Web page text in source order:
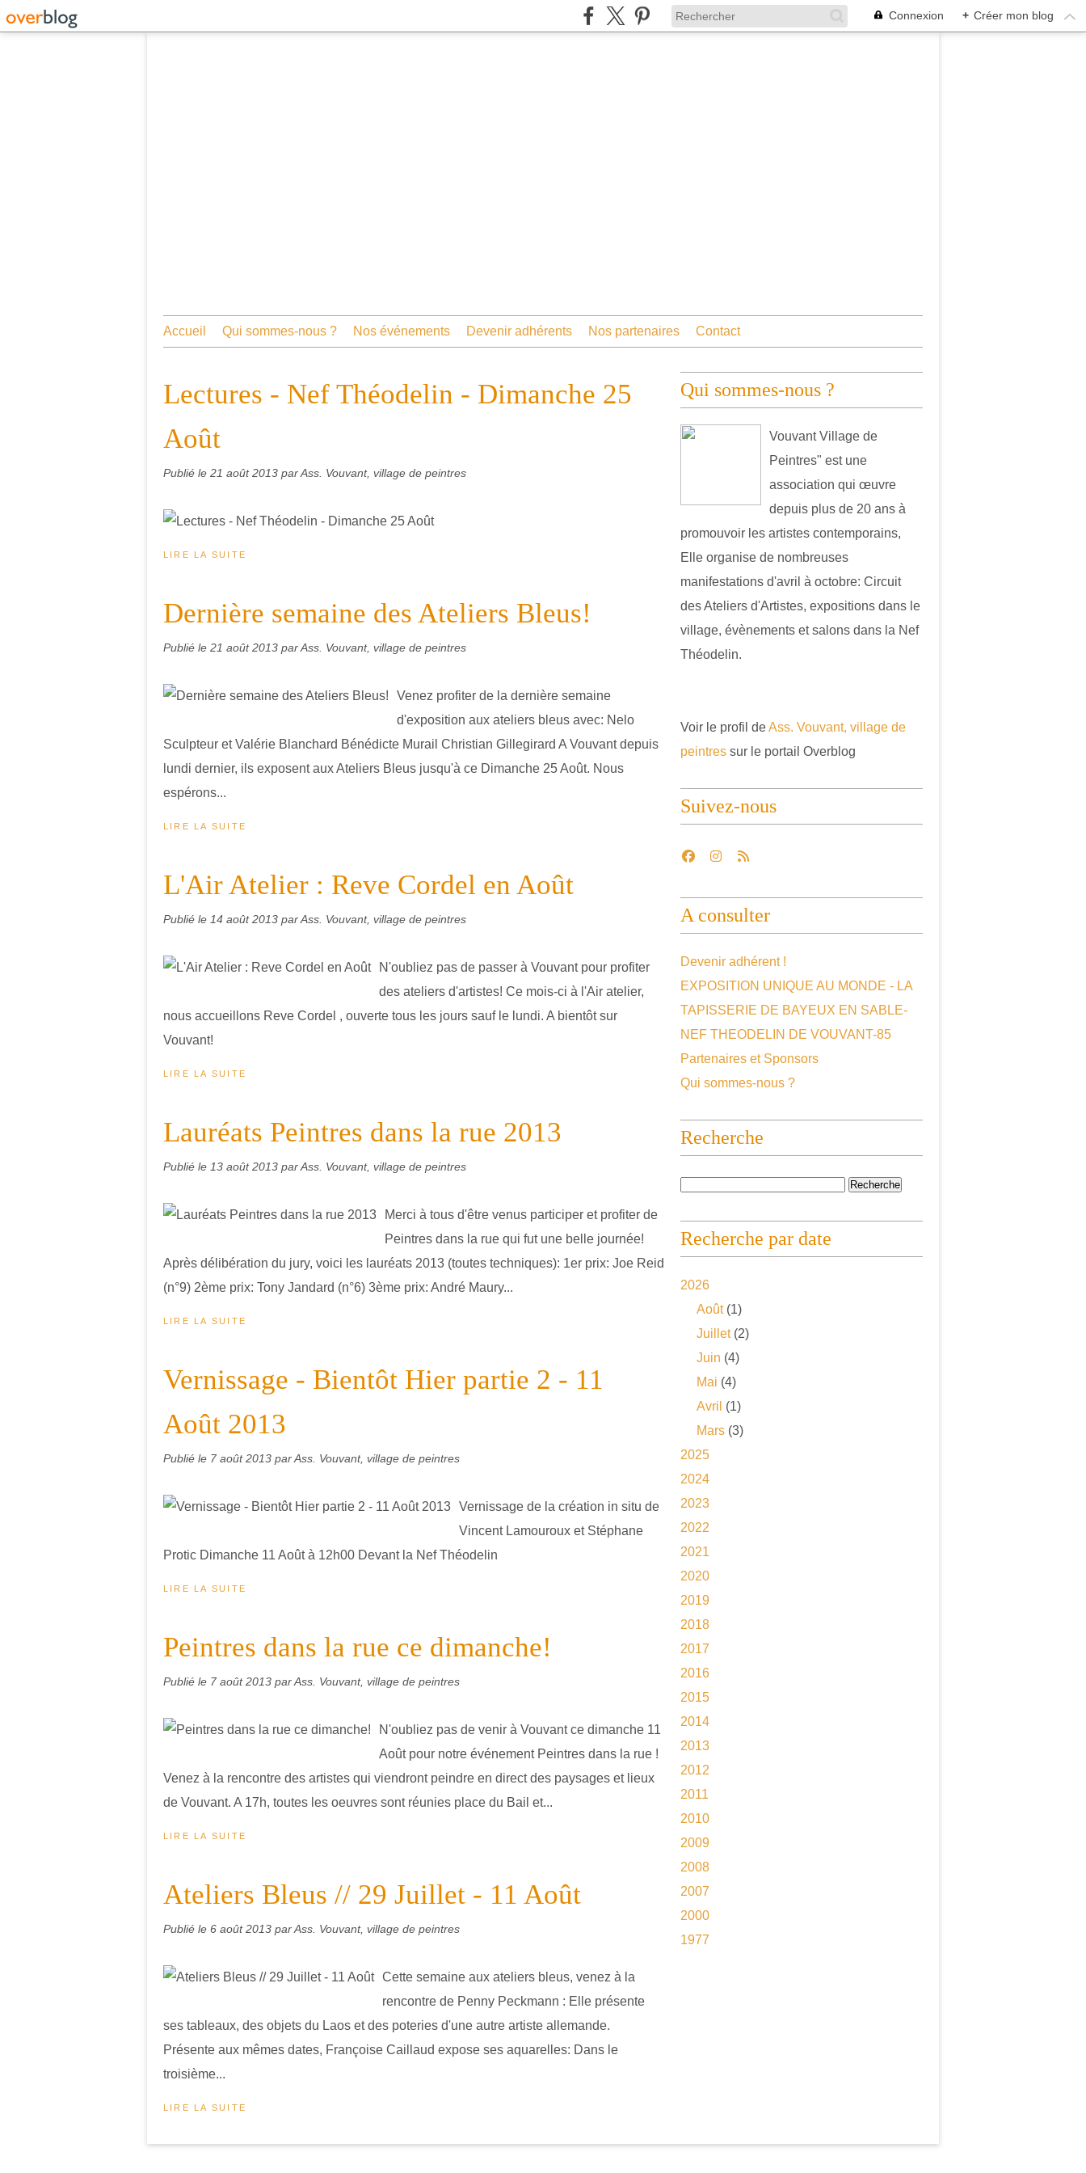
Connexion + Créer mon blog
Accueil Qui sommes-nous ? Nos événements Devenir adhérents Nos partenaires Contact
Lectures - Nef Théodelin - Dimanche 25
Août
Publié le 21 août 2013 par Ass. Vouvant, village de peintres
LIRE LA SUITE
Dernière semaine des Ateliers Bleus!
Publié le 21 août 2013 par Ass. Vouvant, village de peintres
Venez profiter de la dernière semaine
d'exposition aux ateliers bleus avec: Nelo
Sculpteur et Valérie Blanchard Bénédicte Murail Christian Gillegirard A Vouvant depuis
lundi dernier, ils exposent aux Ateliers Bleus jusqu'à ce Dimanche 25 Août. Nous
espérons...
LIRE LA SUITE
L'Air Atelier : Reve Cordel en Août
Publié le 14 août 2013 par Ass. Vouvant, village de peintres
N'oubliez pas de passer à Vouvant pour profiter
des ateliers d'artistes! Ce mois-ci à l'Air atelier,
nous accueillons Reve Cordel , ouverte tous les jours sauf le lundi. A bientôt sur
Vouvant!
LIRE LA SUITE
Lauréats Peintres dans la rue 2013
Publié le 13 août 2013 par Ass. Vouvant, village de peintres
Merci à tous d'être venus participer et profiter de
Peintres dans la rue qui fut une belle journée!
Après délibération du jury, voici les lauréats 2013 (toutes techniques): 1er prix: Joe Reid
(n°9) 2ème prix: Tony Jandard (n°6) 3ème prix: André Maury...
LIRE LA SUITE
Vernissage - Bientôt Hier partie 2 - 11
Août 2013
Publié le 7 août 2013 par Ass. Vouvant, village de peintres
Vernissage de la création in situ de
Vincent Lamouroux et Stéphane
Protic Dimanche 11 Août à 12h00 Devant la Nef Théodelin
LIRE LA SUITE
Peintres dans la rue ce dimanche!
Publié le 7 août 2013 par Ass. Vouvant, village de peintres
N'oubliez pas de venir à Vouvant ce dimanche 11
Août pour notre événement Peintres dans la rue !
Venez à la rencontre des artistes qui viendront peindre en direct des paysages et lieux
de Vouvant. A 17h, toutes les oeuvres sont réunies place du Bail et...
LIRE LA SUITE
Ateliers Bleus // 29 Juillet - 11 Août
Publié le 6 août 2013 par Ass. Vouvant, village de peintres
Cette semaine aux ateliers bleus, venez à la
rencontre de Penny Peckmann : Elle présente
ses tableaux, des objets du Laos et des poteries d'une autre artiste allemande.
Présente aux mêmes dates, Françoise Caillaud expose ses aquarelles: Dans le
troisième...
LIRE LA SUITE
Qui sommes-nous ?
Vouvant Village de
Peintres" est une
association qui œuvre
depuis plus de 20 ans à
promouvoir les artistes contemporains,
Elle organise de nombreuses
manifestations d'avril à octobre: Circuit
des Ateliers d'Artistes, expositions dans le
village, évènements et salons dans la Nef
Théodelin.
Voir le profil deAss. Vouvant, village de
peintres sur le portail Overblog
Suivez-nous
A consulter
Devenir adhérent !
EXPOSITION UNIQUE AU MONDE - LA
TAPISSERIE DE BAYEUX EN SABLE-
NEF THEODELIN DE VOUVANT-85
Partenaires et Sponsors
Qui sommes-nous ?
Recherche
Recherche par date
2026
Août(1)
Juillet(2)
Juin (4)
Mai (4)
Avril (1)
Mars (3)
2025
2024
2023
2022
2021
2020
2019
2018
2017
2016
2015
2014
2013
2012
2011
2010
2009
2008
2007
2000
1977